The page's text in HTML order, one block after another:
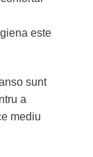
este
sunt
a
mediu